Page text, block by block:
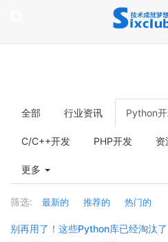
全部 行业资讯 Python
C/C++开发 PHP开发 资
更多
筛选: 最新的 推荐的 热门的
别再用了！这些Python库已经淘汰了